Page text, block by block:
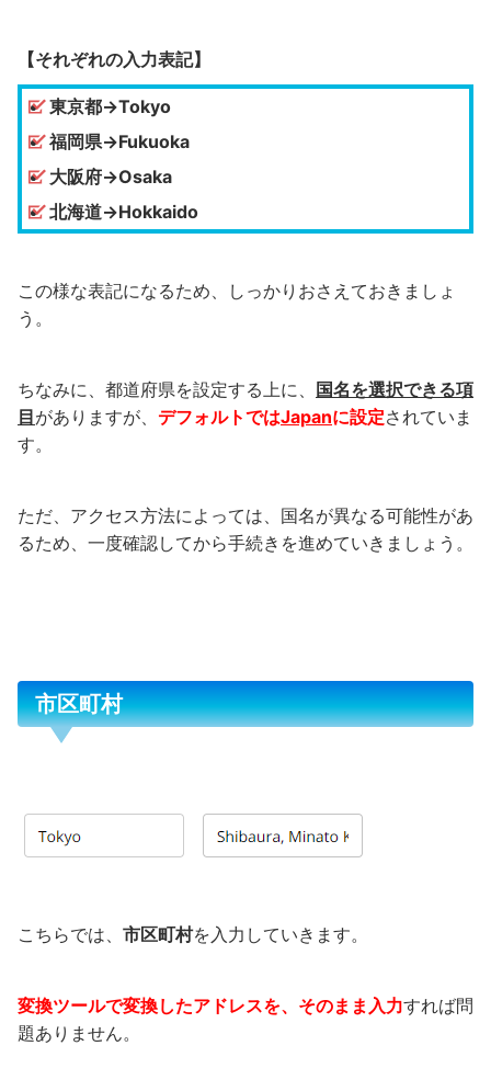
【それぞれの入力表記】
東京都→Tokyo
福岡県→Fukuoka
大阪府→Osaka
北海道→Hokkaido
この様な表記になるため、しっかりおさえておきましょ
う。
ちなみに、都道府県を設定する上に、 国名を選択できる項
目がありますが、 デフォルトではJapanに設定されていま
す。
ただ、アクセス方法によっては、国名が異なる可能性があ
るため、一度確認してから手続きを進めていきましょう。
市区町村
こちらでは、 市区町村を入力していきます。
変換ツールで変換したアドレスを、そのまま入力すれば問
題ありません。